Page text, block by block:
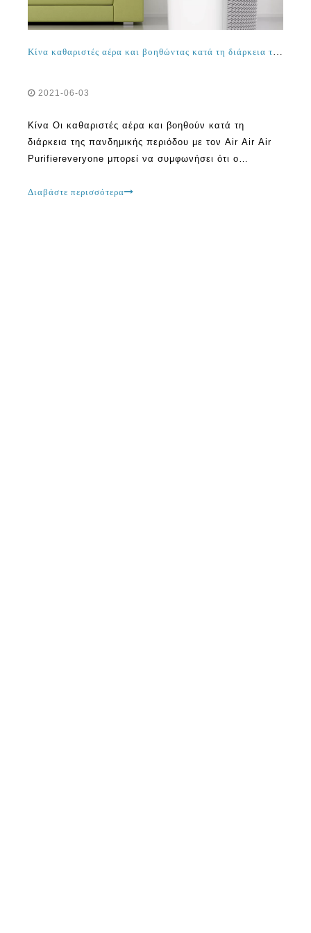
2021-06-03
Κίνα Οι καθαριστές αέρα και βοηθούν κατά τη
διάρκεια της πανδημικής περιόδου με τον Air Air Air
Purifiereveryone μπορεί να συμφωνήσει ότι ο
να καθορίσει πόσο υγιής ή ανθυγιεινό άτομο είναι. Για
Διαβάστε περισσότερα